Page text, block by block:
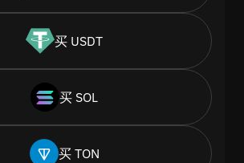
买 USDT
买 SOL
买 TON